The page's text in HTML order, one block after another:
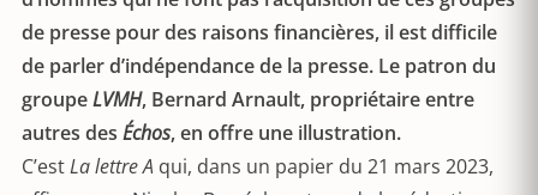
de presse pour des raisons financières, il est difficile
de parler d’indépendance de la presse. Le patron du
groupeLVMH, Bernard Arnault, propriétaire entre
autres des Échos, en offre une illustration.
C’estLa lettre A qui, dans un papier du 21 mars 2023,